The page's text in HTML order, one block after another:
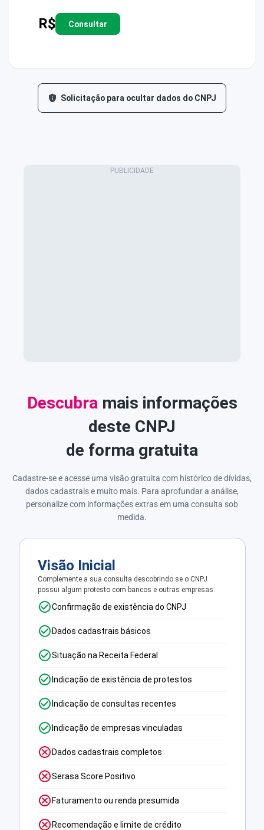
R$ Consultar
Solicitação para ocultar dados do CNPJ
Descubramais informações
deste CNPJ
de forma gratuita
Cadastre-se e acesse uma visão gratuita com histórico de dívidas,
dados cadastrais e muito mais. Para aprofundar a análise,
personalize com informações extras em uma consulta sob
medida.
Visão Inicial
Complemente a sua consulta descobrindo se o CNPJ
possui algum protesto com bancos e outras empresas.
Confirmação de existência do CNPJ
Dados cadastrais básicos
Situação na Receita Federal
Indicação de existência de protestos
Indicação de consultas recentes
Indicação de empresas vinculadas
Dados cadastrais completos
Serasa Score Positivo
Faturamento ou renda presumida
Recomendação e limite de crédito